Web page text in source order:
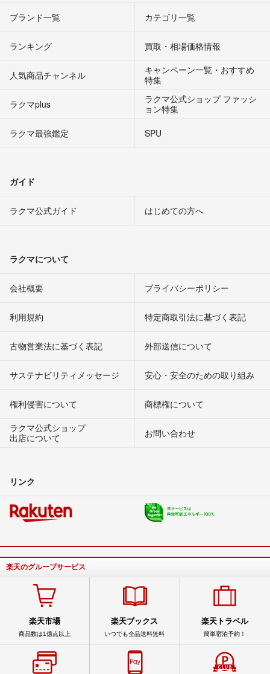
ブランド一覧 カテゴリ一覧
ランキング 買取・相場価格情報
人気商品チャンネル
キャンペーン一覧・おすすめ
特集
ラクマplus
ラクマ公式ショップ ファッシ
ョン特集
ラクマ最強鑑定
SPU
ガイド
ラクマ公式ガイド はじめての方へ
ラクマについて
会社概要 プライバシーポリシー
利用規約 特定商取引法に基づく表記
古物営業法に基づく表記 外部送信について
サステナビリティメッセージ 安心・安全のための取り組み
権利侵害について
商標権について
ラクマ公式ショップ
出店について
お問い合わせ
リンク
楽天のグループサービス
楽天市場
商品数は1億点以上
楽天ブックス
いつでも全品送料無料
楽天トラベル
簡単宿泊予約！